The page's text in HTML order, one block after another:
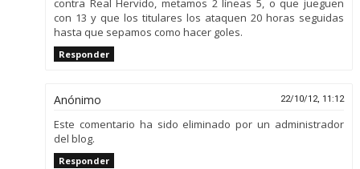
con 13 y que los titulares los ataquen 20 horas seguidas
hasta que sepamos como hacer goles.
Responder
Anónimo 22/10/12, 11:12
Este comentario ha sido eliminado por un administrador
del blog.
Responder